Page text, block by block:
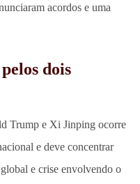
acordos e uma
dois
Trump e Xi Jinping ocorre
e deve concentrar
e crise envolvendo o